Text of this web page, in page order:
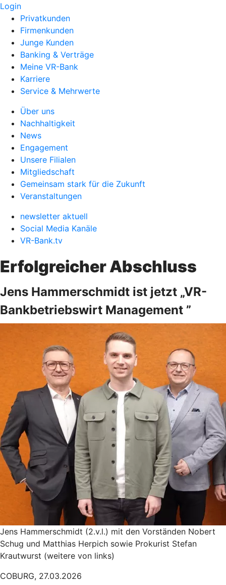
Login
Privatkunden
Firmenkunden
Junge Kunden
Banking & Verträge
Meine VR-Bank
Karriere
Service & Mehrwerte
Über uns
Nachhaltigkeit
News
Engagement
Unsere Filialen
Mitgliedschaft
Gemeinsam stark für die Zukunft
Veranstaltungen
newsletter aktuell
Social Media Kanäle
VR-Bank.tv
Erfolgreicher Abschluss
Jens Hammerschmidt ist jetzt „VR-
Bankbetriebswirt Management ”
Jens Hammerschmidt (2.v.l.) mit den Vorständen Nobert
Schug und Matthias Herpich sowie Prokurist Stefan
Krautwurst (weitere von links)
COBURG, 27.03.2026